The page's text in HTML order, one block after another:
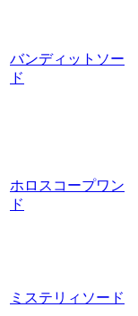
バンディットソー
ド
ホロスコープワン
ド
ミステリィソード